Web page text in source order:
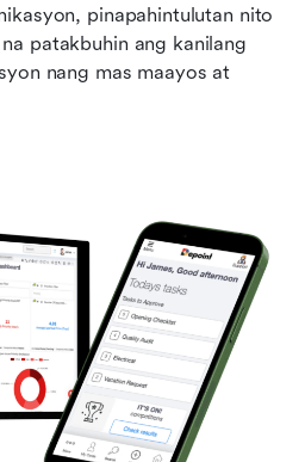
pinapahintulutan nito
patakbuhin ang kanilang
nang mas maayos at